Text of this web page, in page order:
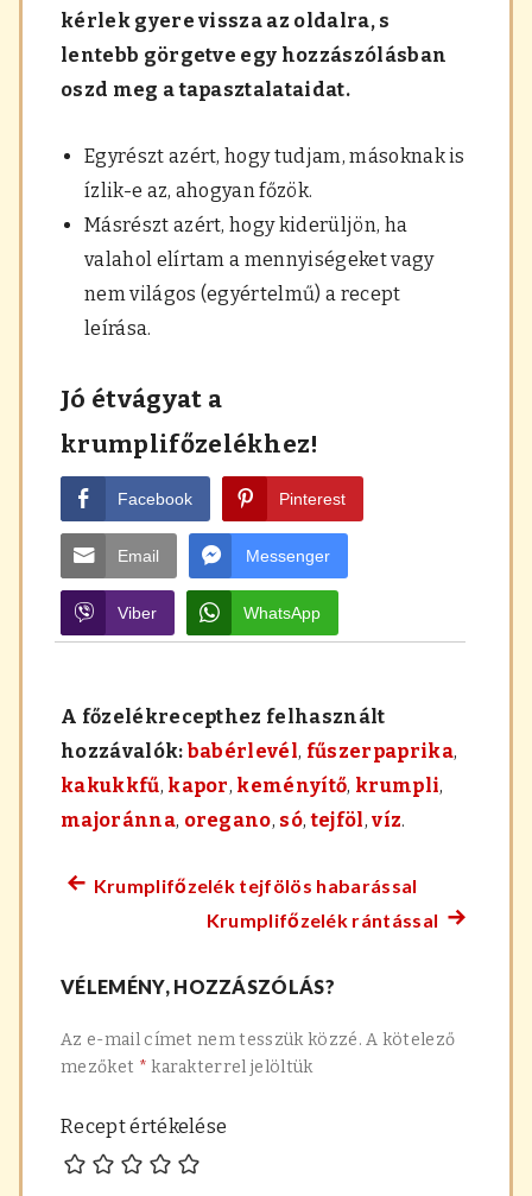
kérlek gyere vissza az oldalra, s
lentebb görgetve egy hozzászólásban
oszd meg a tapasztalataidat.
Egyrészt azért, hogy tudjam, másoknak is
ízlik-e az, ahogyan főzök.
Másrészt azért, hogy kiderüljön, ha
valahol elírtam a mennyiségeket vagy
nem világos (egyértelmű) a recept
leírása.
Jó étvágyat a
krumplifőzelékhez!
Facebook Pinterest
Email Messenger
Viber WhatsApp
A főzelékrecepthez felhasznált
hozzávalók: babérlevél, fűszerpaprika,
kakukkfű, kapor, keményítő, krumpli,
majoránna, oregano, só,tejföl,víz.
Bejegyzés
Előző
Krumplifőzelék tejfölös habarással
Krumplifőzelék rántással
VÉLEMÉNY, HOZZÁSZÓLÁS?
Az e-mail címet nem tesszük közzé. A kötelező
mezőket * karakterrel jelöltük
Recept értékelése